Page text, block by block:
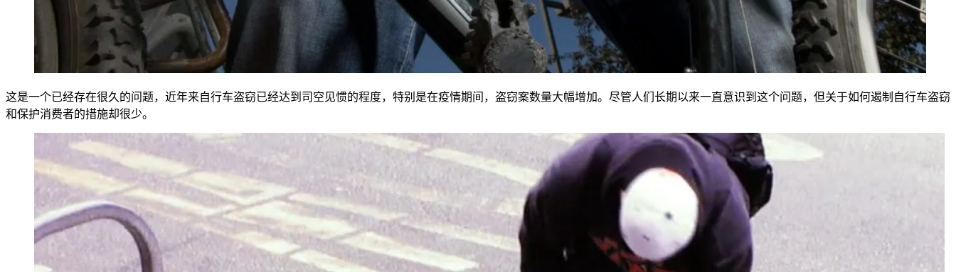
这是一个已经存在很久的问题，近年来自行车盗窃已经达到司空见惯的程度，特别是在疫情期间，盗窃案数量大幅增加。尽管人们长期以来一直意识到这个问题，但关于如何遏制自行车盗窃
和保护消费者的措施却很少。